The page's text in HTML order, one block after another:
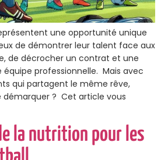
une opportunité unique
de démontrer leur talent face aux
de décrocher un contrat et une
professionnelle. Mais avec
qui partagent le même rêve,
? Cet article vous
la nutrition pour les